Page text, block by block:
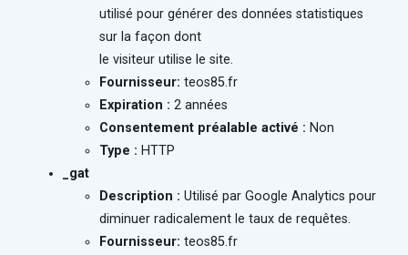
utilisé pour générer des données statistiques
sur la façon dont
le visiteur utilise le site.
Fournisseur: teos85.fr
Expiration : 2 années
Consentement préalable activé : Non
Type : HTTP
_gat
Description : Utilisé par Google Analytics pour
diminuer radicalement le taux de requêtes.
Fournisseur: teos85.fr